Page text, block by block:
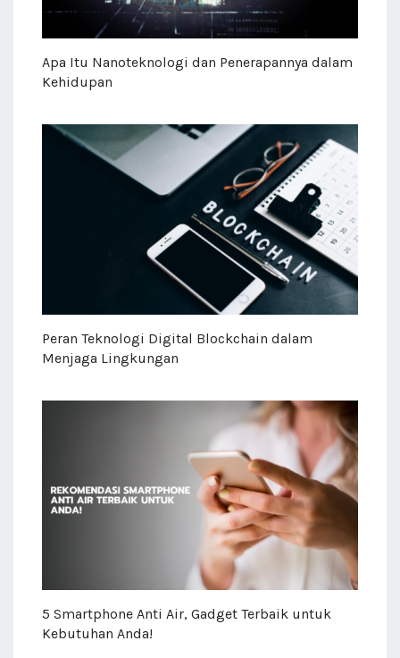
Apa Itu Nanoteknologi dan Penerapannya dalam
Kehidupan
Peran Teknologi Digital Blockchain dalam
Menjaga Lingkungan
5 Smartphone Anti Air, Gadget Terbaik untuk
Kebutuhan Anda!